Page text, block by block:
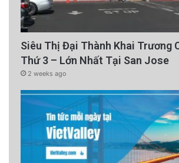
Siêu Thị Đại Thành Khai Trương
Thứ 3 – Lớn Nhất Tại San Jose
2 weeks ago